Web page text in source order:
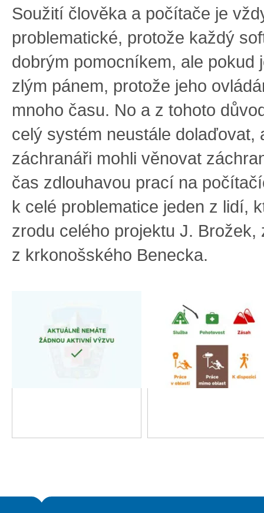
Soužití člověka a počítače je
problematické, protože každý
dobrým pomocníkem, ale pokud
zlým pánem, protože jeho
mnoho času. No a z tohoto
celý systém neustále dolaďovat,
záchranáři mohli věnovat
čas zdlouhavou prací na
k celé problematice jeden z lidí,
zrodu celého projektu J. Brožek,
z krkonošského Benecka.